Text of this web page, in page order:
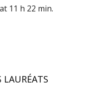
11 h 22 min.
LAURÉATS